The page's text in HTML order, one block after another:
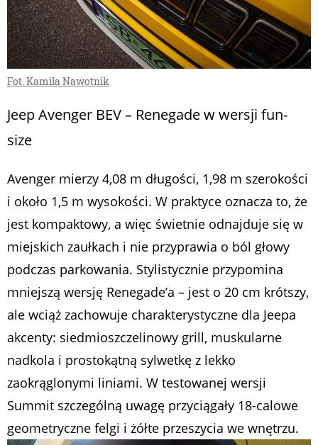
Fot. Kamila Nawotnik
Jeep Avenger BEV – Renegade w wersji fun-
size
Avenger mierzy 4,08 m długości, 1,98 m szerokości
i około 1,5 m wysokości. W praktyce oznacza to, że
jest kompaktowy, a więc świetnie odnajduje się w
miejskich zaułkach i nie przyprawia o ból głowy
podczas parkowania. Stylistycznie przypomina
mniejszą wersję Renegade’a – jest o 20 cm krótszy,
ale wciąż zachowuje charakterystyczne dla Jeepa
akcenty: siedmioszczelinowy grill, muskularne
nadkola i prostokątną sylwetkę z lekko
zaokrąglonymi liniami. W testowanej wersji
Summit szczególną uwagę przyciągały 18-calowe
geometryczne felgi i żółte przeszycia we wnętrzu.